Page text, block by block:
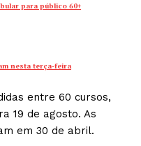
para público 60+
nesta terça-feira
entre 60 cursos,
19 de agosto. As
em 30 de abril.